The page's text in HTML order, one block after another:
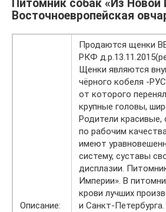
Питомник собак «Из Новой
Восточноевропейская
Описание:
Продаются щенки
РКФ
Щенки являются
чёрного кобеля -
от которого
крупные головы,
Родители
по рабочим
имеют
систему, суставы
дисплазии.
Империи». В
крови лучших
и Санкт-